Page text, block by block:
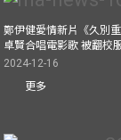
鄭伊健愛情新片《久別
卓賢合唱電影歌 被翻校
2024-12-16
更多